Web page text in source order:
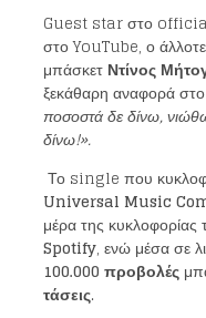
Guest star στο
στο YouTube, ο
μπάσκετ Ντίνος
ξεκάθαρη αναφορά στο
ποσοστά δε δίνω,
δίνω!».
Το single που
Universal Music
μέρα της κυκλοφορίας
Spotify, ενώ μέσα σε
100.000 προβολές
τάσεις.